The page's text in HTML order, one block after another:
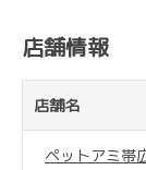
店舗情報
店舗名
ペットアミ帯